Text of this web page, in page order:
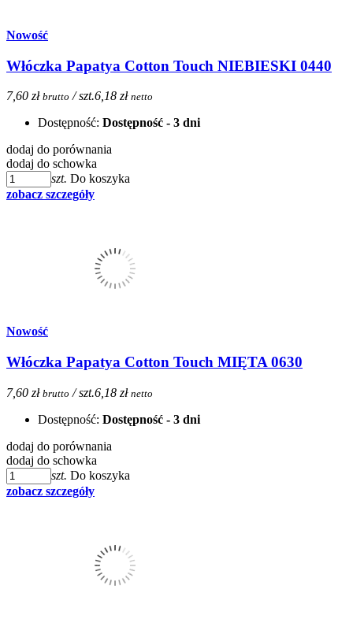
Nowość
Włóczka Papatya Cotton Touch NIEBIESKI 0440
7,60 zł brutto / szt.6,18 zł netto
Dostępność: Dostępność - 3 dni
dodaj do porównania
dodaj do schowka
szt. Do koszyka
zobacz szczegóły
Nowość
Włóczka Papatya Cotton Touch MIĘTA 0630
7,60 zł brutto / szt.6,18 zł netto
Dostępność: Dostępność - 3 dni
dodaj do porównania
dodaj do schowka
szt. Do koszyka
zobacz szczegóły